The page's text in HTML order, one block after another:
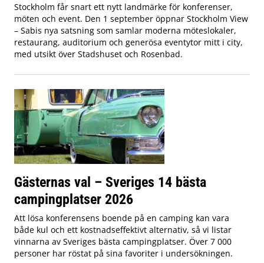
Stockholm får snart ett nytt landmärke för konferenser,
möten och event. Den 1 september öppnar Stockholm View
– Sabis nya satsning som samlar moderna möteslokaler,
restaurang, auditorium och generösa eventytor mitt i city,
med utsikt över Stadshuset och Rosenbad.
Gästernas val – Sveriges 14 bästa
campingplatser 2026
Att lösa konferensens boende på en camping kan vara
både kul och ett kostnadseffektivt alternativ, så vi listar
vinnarna av Sveriges bästa campingplatser. Över 7 000
personer har röstat på sina favoriter i undersökningen.